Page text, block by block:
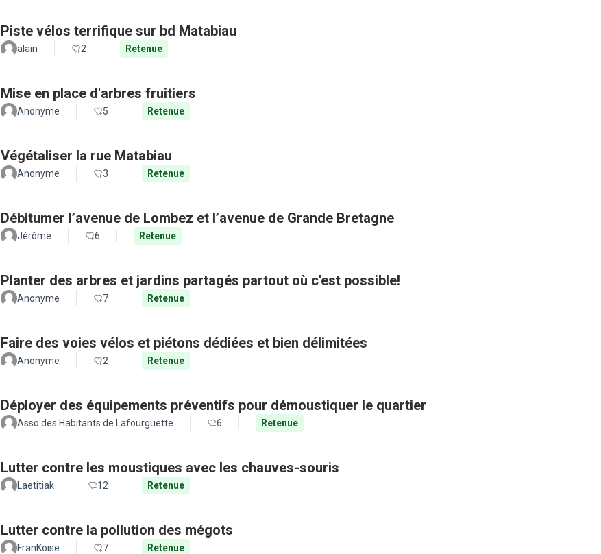
Piste vélos terrifique sur bd Matabiau
alain 2 Retenue
Mise en place d'arbres fruitiers
Anonyme 5 Retenue
Végétaliser la rue Matabiau
Anonyme 3 Retenue
Débitumer l’avenue de Lombez et l’avenue de Grande Bretagne
Jérôme 6 Retenue
Planter des arbres et jardins partagés partout où c'est possible!
Anonyme 7 Retenue
Faire des voies vélos et piétons dédiées et bien délimitées
Anonyme 2 Retenue
Déployer des équipements préventifs pour démoustiquer le quartier
Asso des Habitants de Lafourguette 6 Retenue
Lutter contre les moustiques avec les chauves-souris
Laetitiak 12 Retenue
Lutter contre la pollution des mégots
FranKoise 7 Retenue